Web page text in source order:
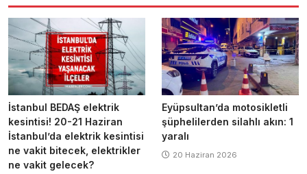
İstanbul BEDAŞ elektrik
kesintisi! 20-21 Haziran
İstanbul’da elektrik kesintisi
ne vakit bitecek, elektrikler
ne vakit gelecek?
Eyüpsultan’da motosikletli
şüphelilerden silahlı akın: 1
yaralı
20 Haziran 2026